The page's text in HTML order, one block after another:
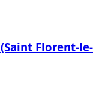
Florent-le-